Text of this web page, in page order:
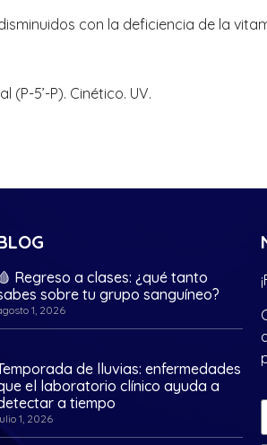
con la deficiencia de la
(P-5’-P). Cinético. UV.
🩸 Regreso a clases: ¿qué tanto
sobre tu grupo sanguíneo?
1, 2026
de lluvias: enfermedades
el laboratorio clínico ayuda a
a tiempo
1, 2026